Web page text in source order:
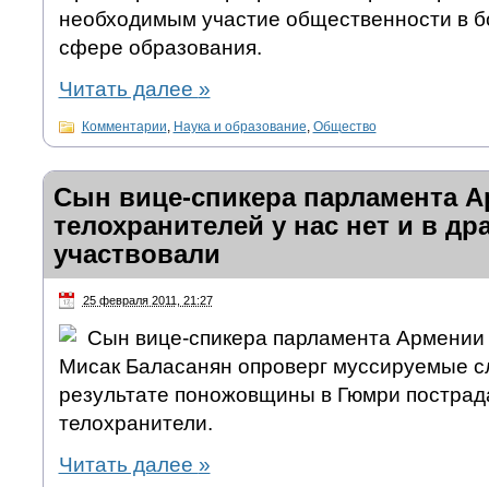
необходимым участие общественности в
сфере образования.
Читать далее »
Комментарии, Наука и образование, Общество
Сын вице-спикера парламента
телохранителей у нас нет и в
участвовали
25 февраля 2011, 21:27
Сын вице-спикера парламента
Мисак Баласанян опроверг муссируемые
результате поножовщины в Гюмри
телохранители.
Читать далее »